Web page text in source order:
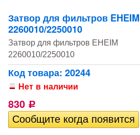
Затвор для фильтров EHEIM
2260010/2250010
Затвор для фильтров EHEIM
2260010/2250010
Код товара: 20244
Нет в наличии
830 Р